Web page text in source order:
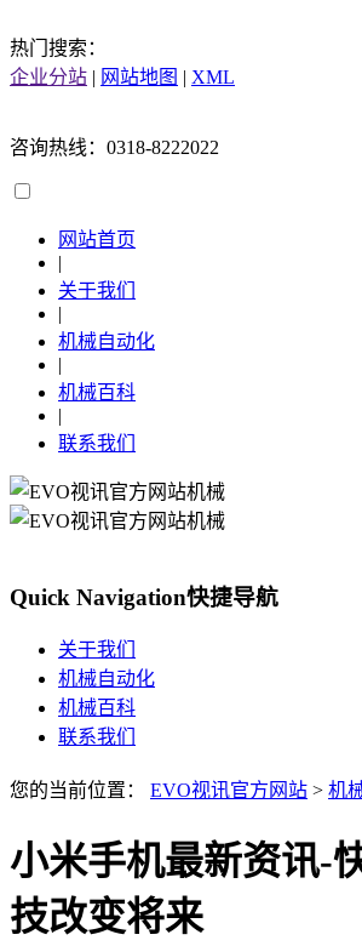
热门搜索：
企业分站 | 网站地图 | XML
咨询热线：0318-8222022
网站首页
|
关于我们
|
机械自动化
|
机械百科
|
联系我们
Quick Navigation快捷导航
关于我们
机械自动化
机械百科
联系我们
您的当前位置： EVO视讯官方网站 > 机
小米手机最新资讯-
技改变将来